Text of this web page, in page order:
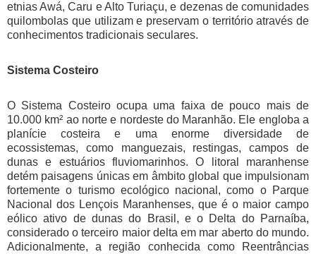
etnias Awá, Caru e Alto Turiaçu, e dezenas de comunidades
quilombolas que utilizam e preservam o território através de
conhecimentos tradicionais seculares.
Sistema Costeiro
O Sistema Costeiro ocupa uma faixa de pouco mais de
10.000 km² ao norte e nordeste do Maranhão. Ele engloba a
planície costeira e uma enorme diversidade de
ecossistemas, como manguezais, restingas, campos de
dunas e estuários fluviomarinhos. O litoral maranhense
detém paisagens únicas em âmbito global que impulsionam
fortemente o turismo ecológico nacional, como o Parque
Nacional dos Lençois Maranhenses, que é o maior campo
eólico ativo de dunas do Brasil, e o Delta do Parnaíba,
considerado o terceiro maior delta em mar aberto do mundo.
Adicionalmente, a região conhecida como Reentrâncias